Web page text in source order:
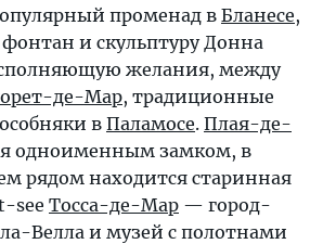
променад в Бланесе,
и скульптуру Донна
желания, между
де-Мар, традиционные
вПаламосе. Плая-де-
одноименным замком, в
рядом находится старинная
see Тосса-де-Мар — город-
Велла и музей с полотнами